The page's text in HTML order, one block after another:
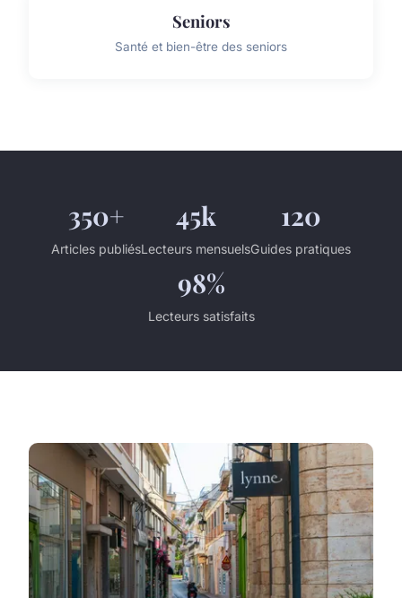
Seniors
Santé et bien-être des seniors
350+
Articles publiés
45k
Lecteurs mensuels
120
Guides pratiques
98%
Lecteurs satisfaits